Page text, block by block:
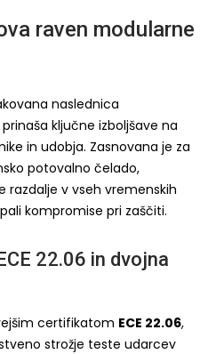
raven modularne
naslednica
ključne izboljšave na
in udobja. Zasnovana je za
potovalno čelado,
razdalje v vseh vremenskih
kompromise pri zaščiti.
22.06 in dvojna
certifikatom ECE 22.06,
strožje teste udarcev